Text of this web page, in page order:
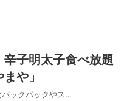
子明太子食べ放題
や」
ックパックやス…